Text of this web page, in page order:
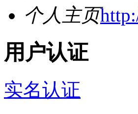
个人主页
用户认证
实名认证